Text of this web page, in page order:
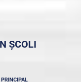
ȘCOLI